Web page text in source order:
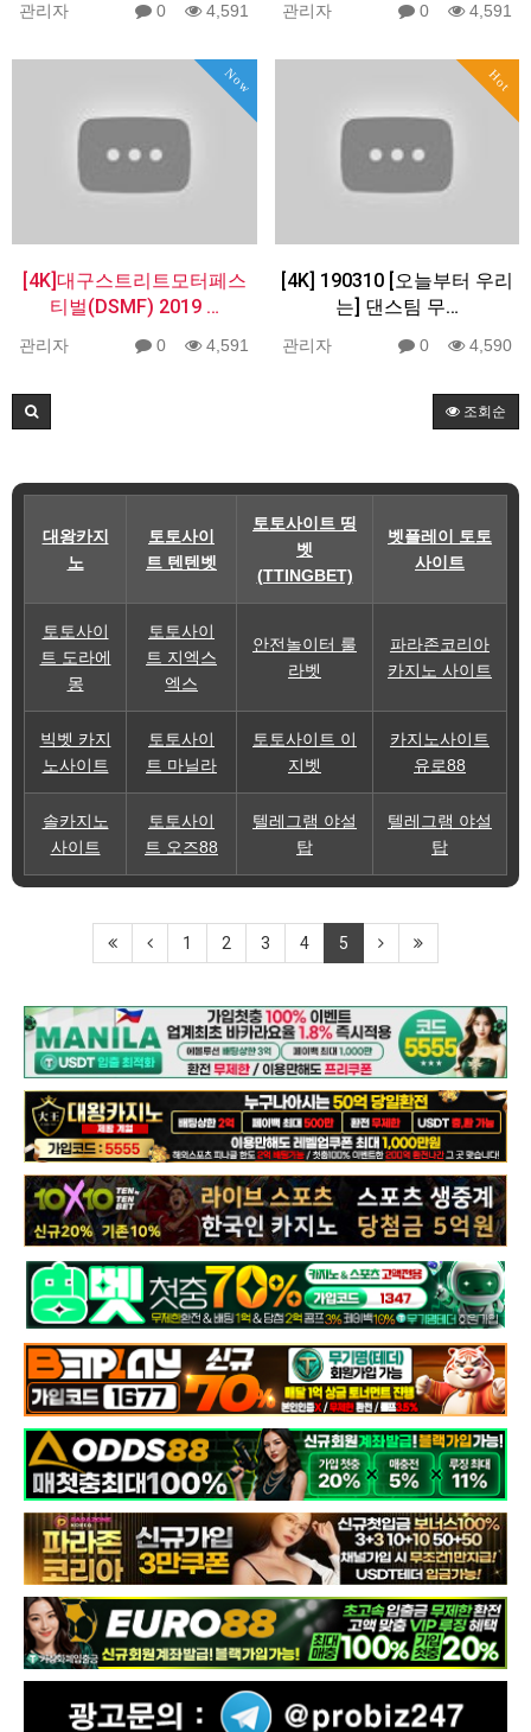
관리자 0 4,591 관리자 0 4,591
Now
[4K]대구스트리트모터페스
티벌(DSMF) 2019 …
관리자 0 4,591
Hot
[4K] 190310 [오늘부터 우리
는] 댄스팀 무…
관리자 0 4,590
조회순
대왕카지
노
토토사이
트 텐텐벳
토토사이트 띵
벳
(TTINGBET)
벳플레이 토토
사이트
토토사이
트 도라에
몽
토토사이
트 지엑스
엑스
안전놀이터 룰
라벳
파라존코리아
카지노 사이트
빅벳 카지
노사이트
토토사이
트 마닐라
토토사이트 이
지벳
카지노사이트
유로88
솔카지노
사이트
토토사이
트 오즈88
텔레그램 야설
탑
텔레그램 야설
탑
1 2 3 4 5